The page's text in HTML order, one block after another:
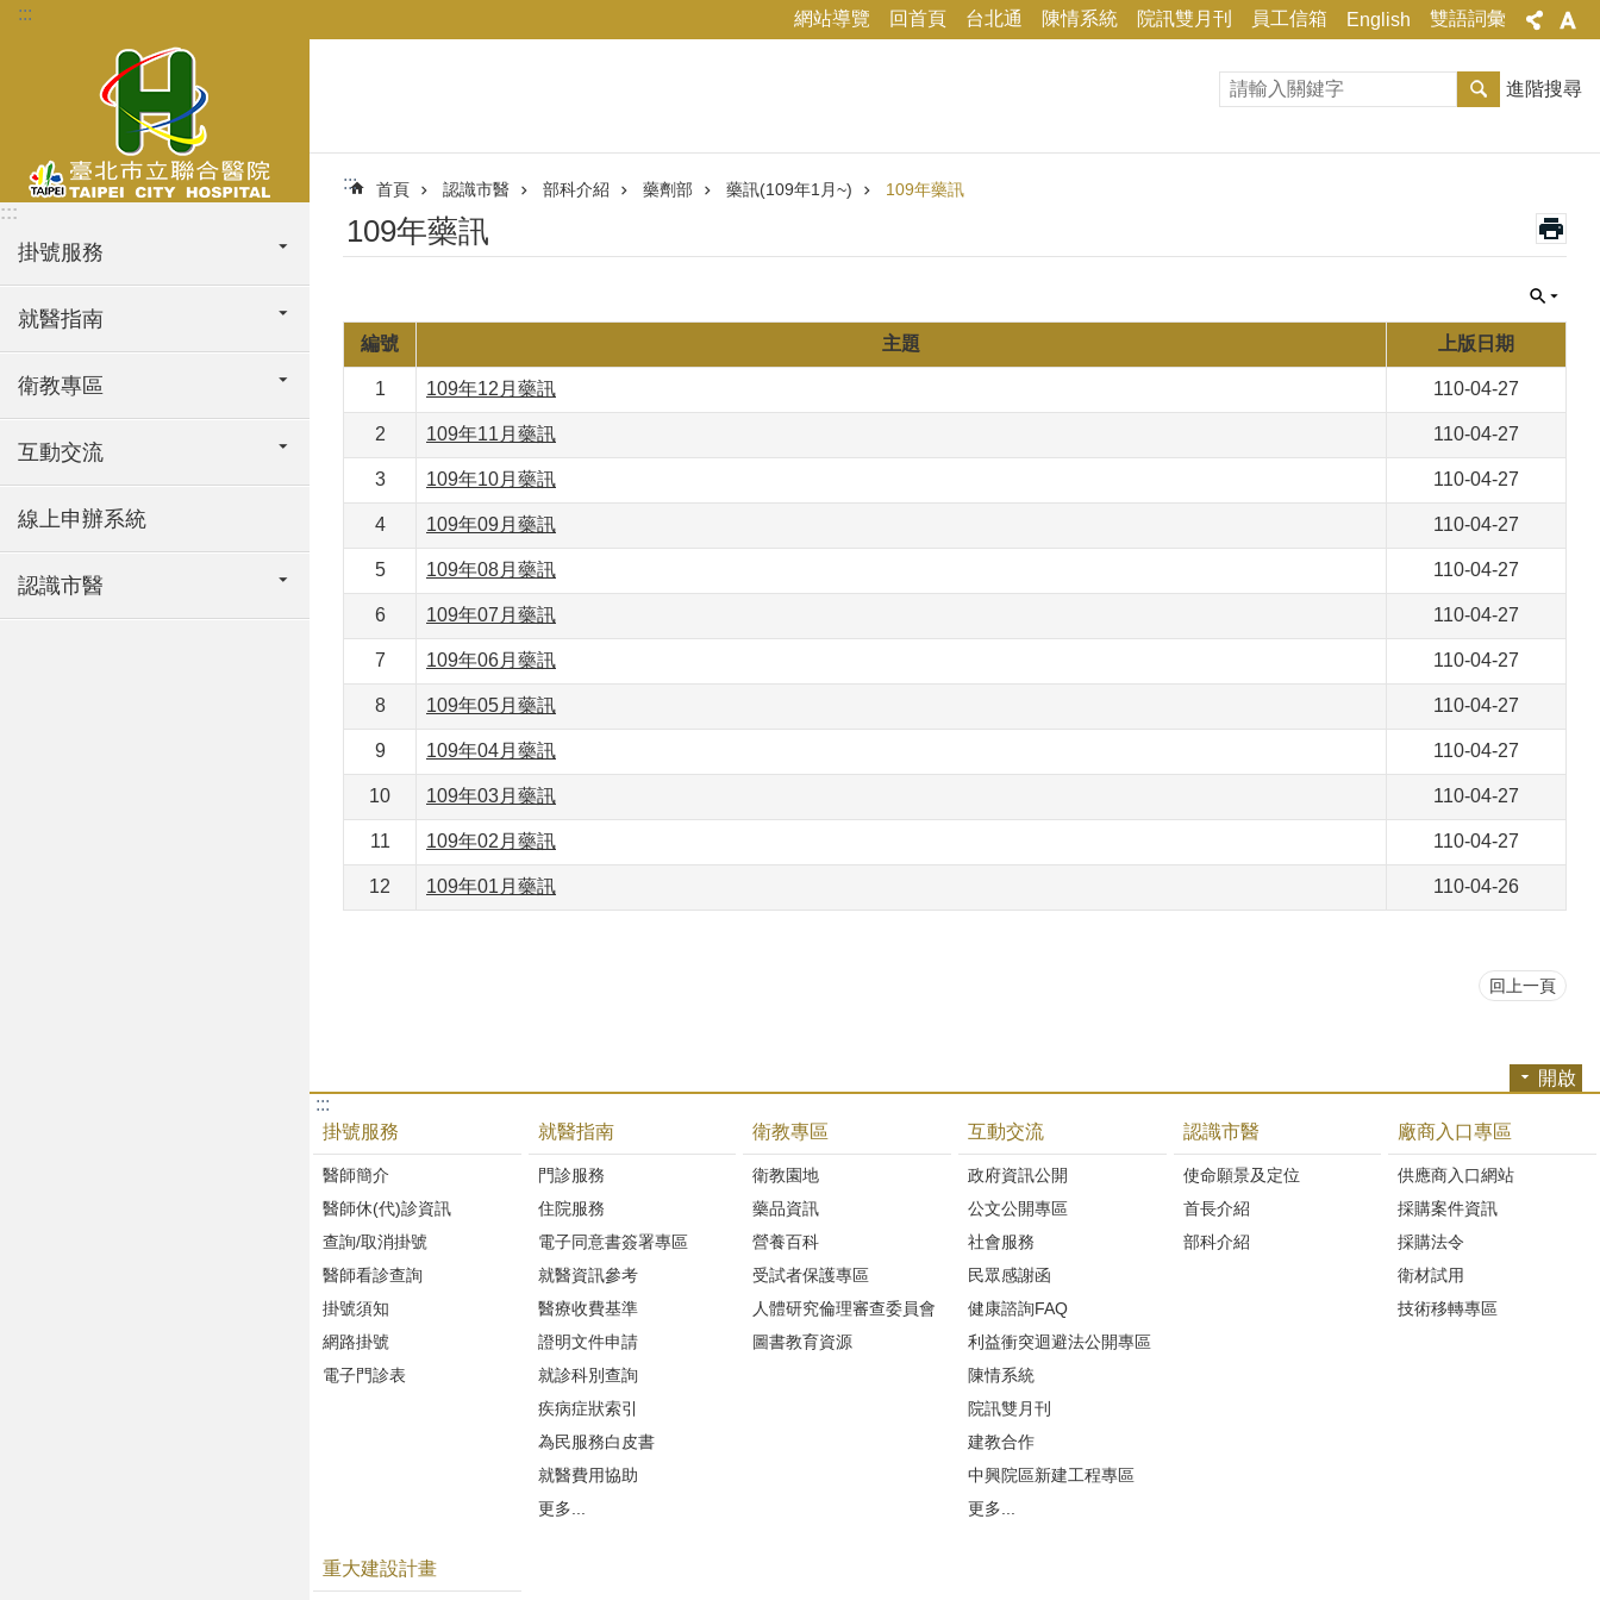
跳到主要內容區塊
::: 網站導覽 回首頁 台北通 陳情系統 院訊雙月刊 員工信箱 English 雙語詞彙
:::
掛號服務
就醫指南
衛教專區
互動交流
線上申辦系統
認識市醫
進階搜尋
::: 首頁 認識市醫 部科介紹 藥劑部 藥訊(109年1月~) 109年藥訊
109年藥訊
編號 主題 上版日期
1 109年12月藥訊 110-04-27
2 109年11月藥訊 110-04-27
3 109年10月藥訊 110-04-27
4 109年09月藥訊 110-04-27
5 109年08月藥訊 110-04-27
6 109年07月藥訊 110-04-27
7 109年06月藥訊 110-04-27
8 109年05月藥訊 110-04-27
9 109年04月藥訊 110-04-27
10 109年03月藥訊 110-04-27
11 109年02月藥訊 110-04-27
12 109年01月藥訊 110-04-26
回上一頁
開啟
:::
掛號服務
醫師簡介
醫師休(代)診資訊
查詢/取消掛號
醫師看診查詢
掛號須知
網路掛號
電子門診表
就醫指南
門診服務
住院服務
電子同意書簽署專區
就醫資訊參考
醫療收費基準
證明文件申請
就診科別查詢
疾病症狀索引
為民服務白皮書
就醫費用協助
更多...
衛教專區
衛教園地
藥品資訊
營養百科
受試者保護專區
人體研究倫理審查委員會
圖書教育資源
互動交流
政府資訊公開
公文公開專區
社會服務
民眾感謝函
健康諮詢FAQ
利益衝突迴避法公開專區
陳情系統
院訊雙月刊
建教合作
中興院區新建工程專區
更多...
認識市醫
使命願景及定位
首長介紹
部科介紹
廠商入口專區
供應商入口網站
採購案件資訊
採購法令
衛材試用
技術移轉專區
重大建設計畫